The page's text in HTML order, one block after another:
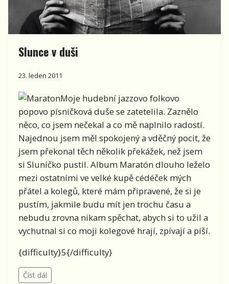
Slunce v duši
23. leden 2011
Moje hudební jazzovo folkovo
popovo písničková duše se zatetelila. Zaznělo
něco, co jsem nečekal a co mě naplnilo radostí.
Najednou jsem měl spokojený a vděčný pocit, že
jsem překonal těch několik překážek, než jsem
si Sluníčko pustil. Album Maratón dlouho leželo
mezi ostatními ve velké kupě cédéček mých
přátel a kolegů, které mám připravené, že si je
pustím, jakmile budu mít jen trochu času a
nebudu zrovna nikam spěchat, abych si to užil a
vychutnal si co moji kolegové hrají, zpívají a píší.
{difficulty}5{/difficulty}
Číst dál